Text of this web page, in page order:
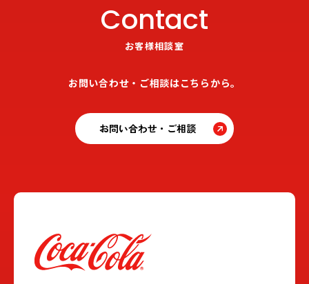
Contact
お客様相談室
お問い合わせ・ご相談はこちらから。
お問い合わせ・ご相談